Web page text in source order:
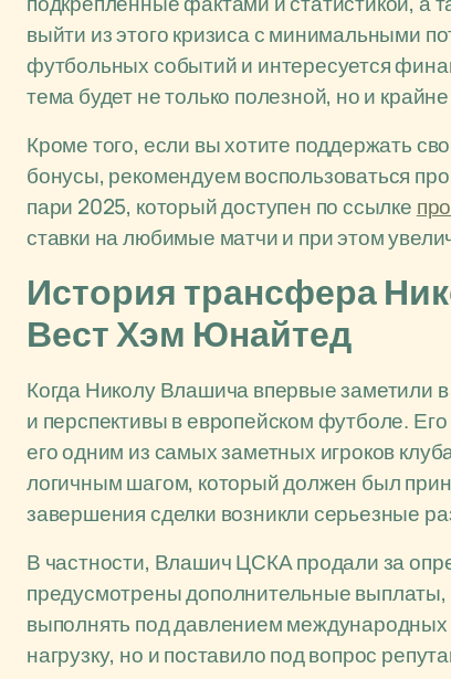
выйти из этого кризиса с минимальными
футбольных событий и интересуется
тема будет не только полезной, но и
Кроме того, если вы хотите поддержать
бонусы, рекомендуем воспользоваться
пари 2025, который доступен по ссылке
ставки на любимые матчи и при этом
История трансфера
Вест Хэм Юнайтед
Когда Николу Влашича впервые заметили
и перспективы в европейском футболе.
его одним из самых заметных игроков
логичным шагом, который должен был
завершения сделки возникли серьезные
В частности, Влашич ЦСКА продали за
предусмотрены дополнительные
выполнять под давлением
нагрузку, но и поставило под вопрос